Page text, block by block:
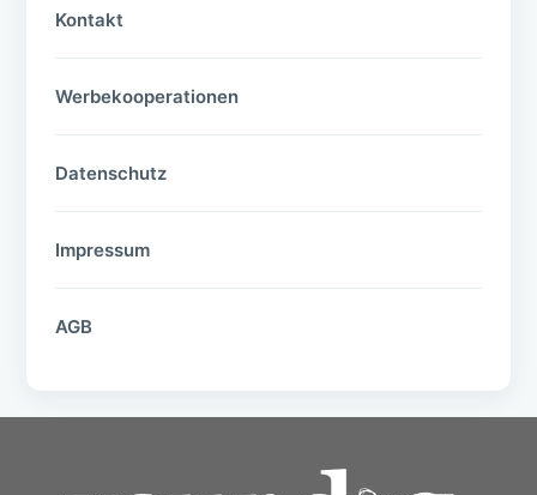
Kontakt
Werbekooperationen
Datenschutz
Impressum
AGB